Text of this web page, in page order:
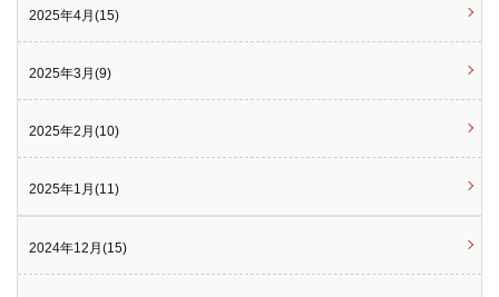
2025年4月(15)
2025年3月(9)
2025年2月(10)
2025年1月(11)
2024年12月(15)